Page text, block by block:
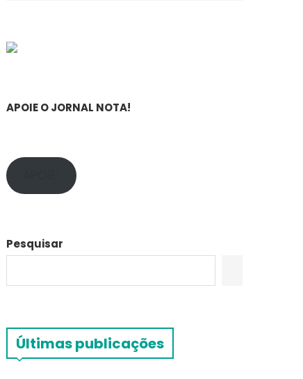
APOIE O JORNAL NOTA!
Pesquisar
Últimas publicações